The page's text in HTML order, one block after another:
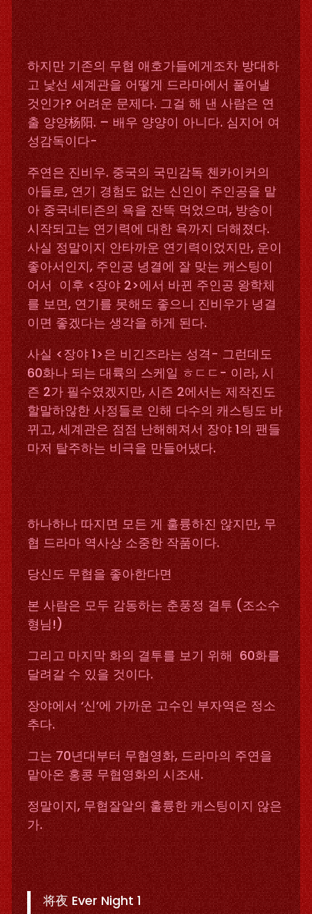
하지만 기존의 무협 애호가들에게조차 방대하
고 낯선 세계관을 어떻게 드라마에서 풀어낼
것인가? 어려운 문제다. 그걸 해 낸 사람은 연
출 양양杨阳. – 배우 양양이 아니다. 심지어 여
성감독이다-
주연은 진비우. 중국의 국민감독 첸카이커의
아들로, 연기 경험도 없는 신인이 주인공을 맡
아 중국네티즌의 욕을 잔뜩 먹었으며, 방송이
시작되고는 연기력에 대한 욕까지 더해졌다.
사실 정말이지 안타까운 연기력이었지만, 운이
좋아서인지, 주인공 녕결에 잘 맞는 캐스팅이
어서 이후 <장야 2>에서 바뀐 주인공 왕학체
를 보면, 연기를 못해도 좋으니 진비우가 녕결
이면 좋겠다는 생각을 하게 된다.
사실 <장야 1>은 비긴즈라는 성격- 그런데도
60화나 되는 대륙의 스케일 ㅎㄷㄷ- 이라, 시
즌 2가 필수였겠지만, 시즌 2에서는 제작진도
할말하않한 사정들로 인해 다수의 캐스팅도 바
뀌고, 세계관은 점점 난해해져서 장야 1의 팬들
마저 탈주하는 비극을 만들어냈다.
하나하나 따지면 모든 게 훌륭하진 않지만, 무
협 드라마 역사상 소중한 작품이다.
당신도 무협을 좋아한다면
본 사람은 모두 감동하는 춘풍정 결투 (조소수
형님!)
그리고 마지막 화의 결투를 보기 위해 60화를
달려갈 수 있을 것이다.
장야에서 ‘신’에 가까운 고수인 부자역은 정소
추다.
그는 70년대부터 무협영화, 드라마의 주연을
맡아온 홍콩 무협영화의 시조새.
정말이지, 무협잘알의 훌륭한 캐스팅이지 않은
가.
将夜 Ever Night 1